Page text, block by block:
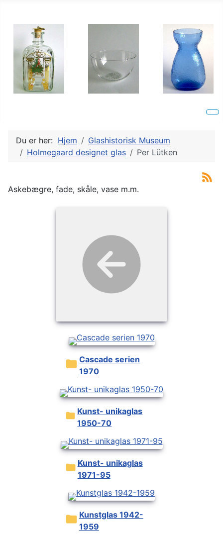
Du er her: Hjem
Glashistorisk Museum
Holmegaard designet glas
Per Lütken
Askebægre, fade, skåle, vase m.m.
Cascade serien
1970
Kunst- unikaglas
1950-70
Kunst- unikaglas
1971-95
Kunstglas 1942-
1959